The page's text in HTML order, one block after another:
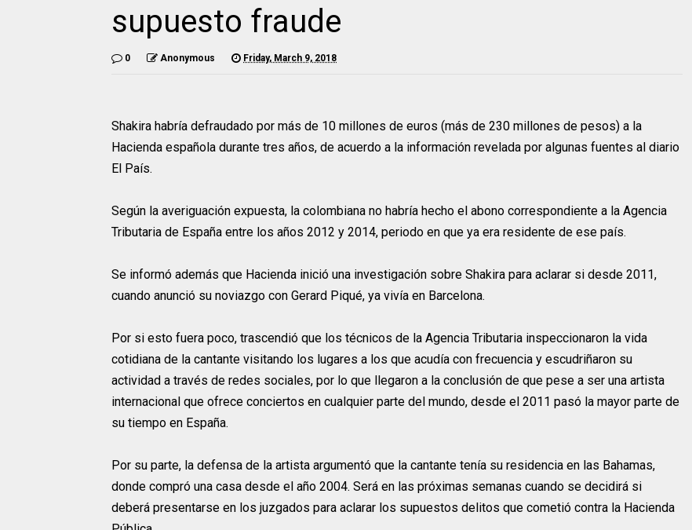
supuesto fraude
0 Anonymous Friday, March 9, 2018
Shakira habría defraudado por más de 10 millones de euros (más de 230 millones de pesos) a la
Hacienda española durante tres años, de acuerdo a la información revelada por algunas fuentes al diario
El País.
Según la averiguación expuesta, la colombiana no habría hecho el abono correspondiente a la Agencia
Tributaria de España entre los años 2012 y 2014, periodo en que ya era residente de ese país.
Se informó además que Hacienda inició una investigación sobre Shakira para aclarar si desde 2011,
cuando anunció su noviazgo con Gerard Piqué, ya vivía en Barcelona.
Por si esto fuera poco, trascendió que los técnicos de la Agencia Tributaria inspeccionaron la vida
cotidiana de la cantante visitando los lugares a los que acudía con frecuencia y escudriñaron su
actividad a través de redes sociales, por lo que llegaron a la conclusión de que pese a ser una artista
internacional que ofrece conciertos en cualquier parte del mundo, desde el 2011 pasó la mayor parte de
su tiempo en España.
Por su parte, la defensa de la artista argumentó que la cantante tenía su residencia en las Bahamas,
donde compró una casa desde el año 2004. Será en las próximas semanas cuando se decidirá si
deberá presentarse en los juzgados para aclarar los supuestos delitos que cometió contra la Hacienda